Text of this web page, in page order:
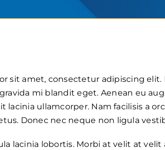
sit amet, consectetur adipiscing
mi blandit eget. Aenean eu
lacinia ullamcorper. Nam facilisis a
Donec nec neque non ligula
lacinia lobortis. Morbi at velit at